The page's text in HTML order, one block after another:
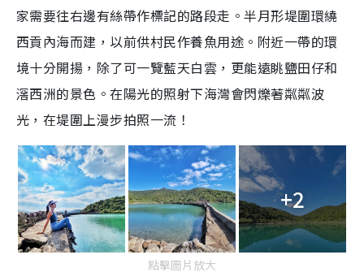
家需要往右邊有絲帶作標記的路段走。半月形堤圍環繞
西貢內海而建，以前供村民作養魚用途。附近一帶的環
境十分開揚，除了可一覽藍天白雲，更能遠眺鹽田仔和
滘西洲的景色。在陽光的照射下海灣會閃爍著粼粼波
光，在堤圍上漫步拍照一流！
+2
點擊圖片放大